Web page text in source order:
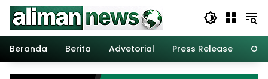
Langsung
konten
Beranda
Berita Advetorial Press Release